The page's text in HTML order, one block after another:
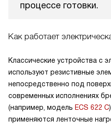
процессе готовки.
Как работает
Классические устройства с
используют резистивные
непосредственно под
современных исполнениях
(например, модель ECS 622 C
применяются ленточные